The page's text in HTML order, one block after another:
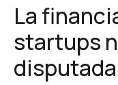
La
startups